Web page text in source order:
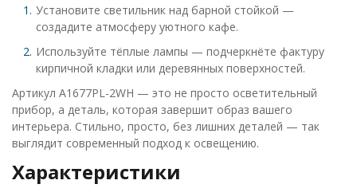
Установите светильник над барной стойкой —
создадите атмосферу уютного кафе.
Используйте тёплые лампы — подчеркнёте фактуру
кирпичной кладки или деревянных поверхностей.
Артикул A1677PL-2WH — это не просто осветительный
прибор, а деталь, которая завершит образ вашего
интерьера. Стильно, просто, без лишних деталей — так
выглядит современный подход к освещению.
Характеристики